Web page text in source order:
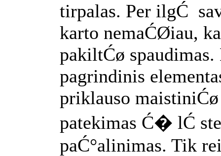
tirpalas. Per ilgĆ
karto nemaĆØiau,
pakiltĆø spaudimas.
pagrindinis
priklauso
patekimas Ć� lĆ
paĆ°alinimas. Tik